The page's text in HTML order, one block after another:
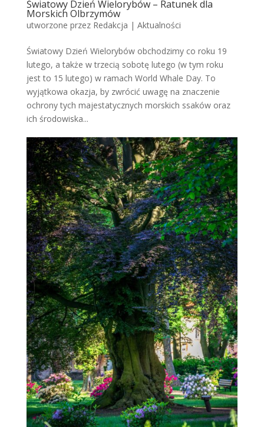
Światowy Dzień Wielorybów – Ratunek dla
Morskich Olbrzymów
utworzone przez Redakcja | Aktualności
Światowy Dzień Wielorybów obchodzimy co roku 19
lutego, a także w trzecią sobotę lutego (w tym roku
jest to 15 lutego) w ramach World Whale Day. To
wyjątkowa okazja, by zwrócić uwagę na znaczenie
ochrony tych majestatycznych morskich ssaków oraz
ich środowiska...